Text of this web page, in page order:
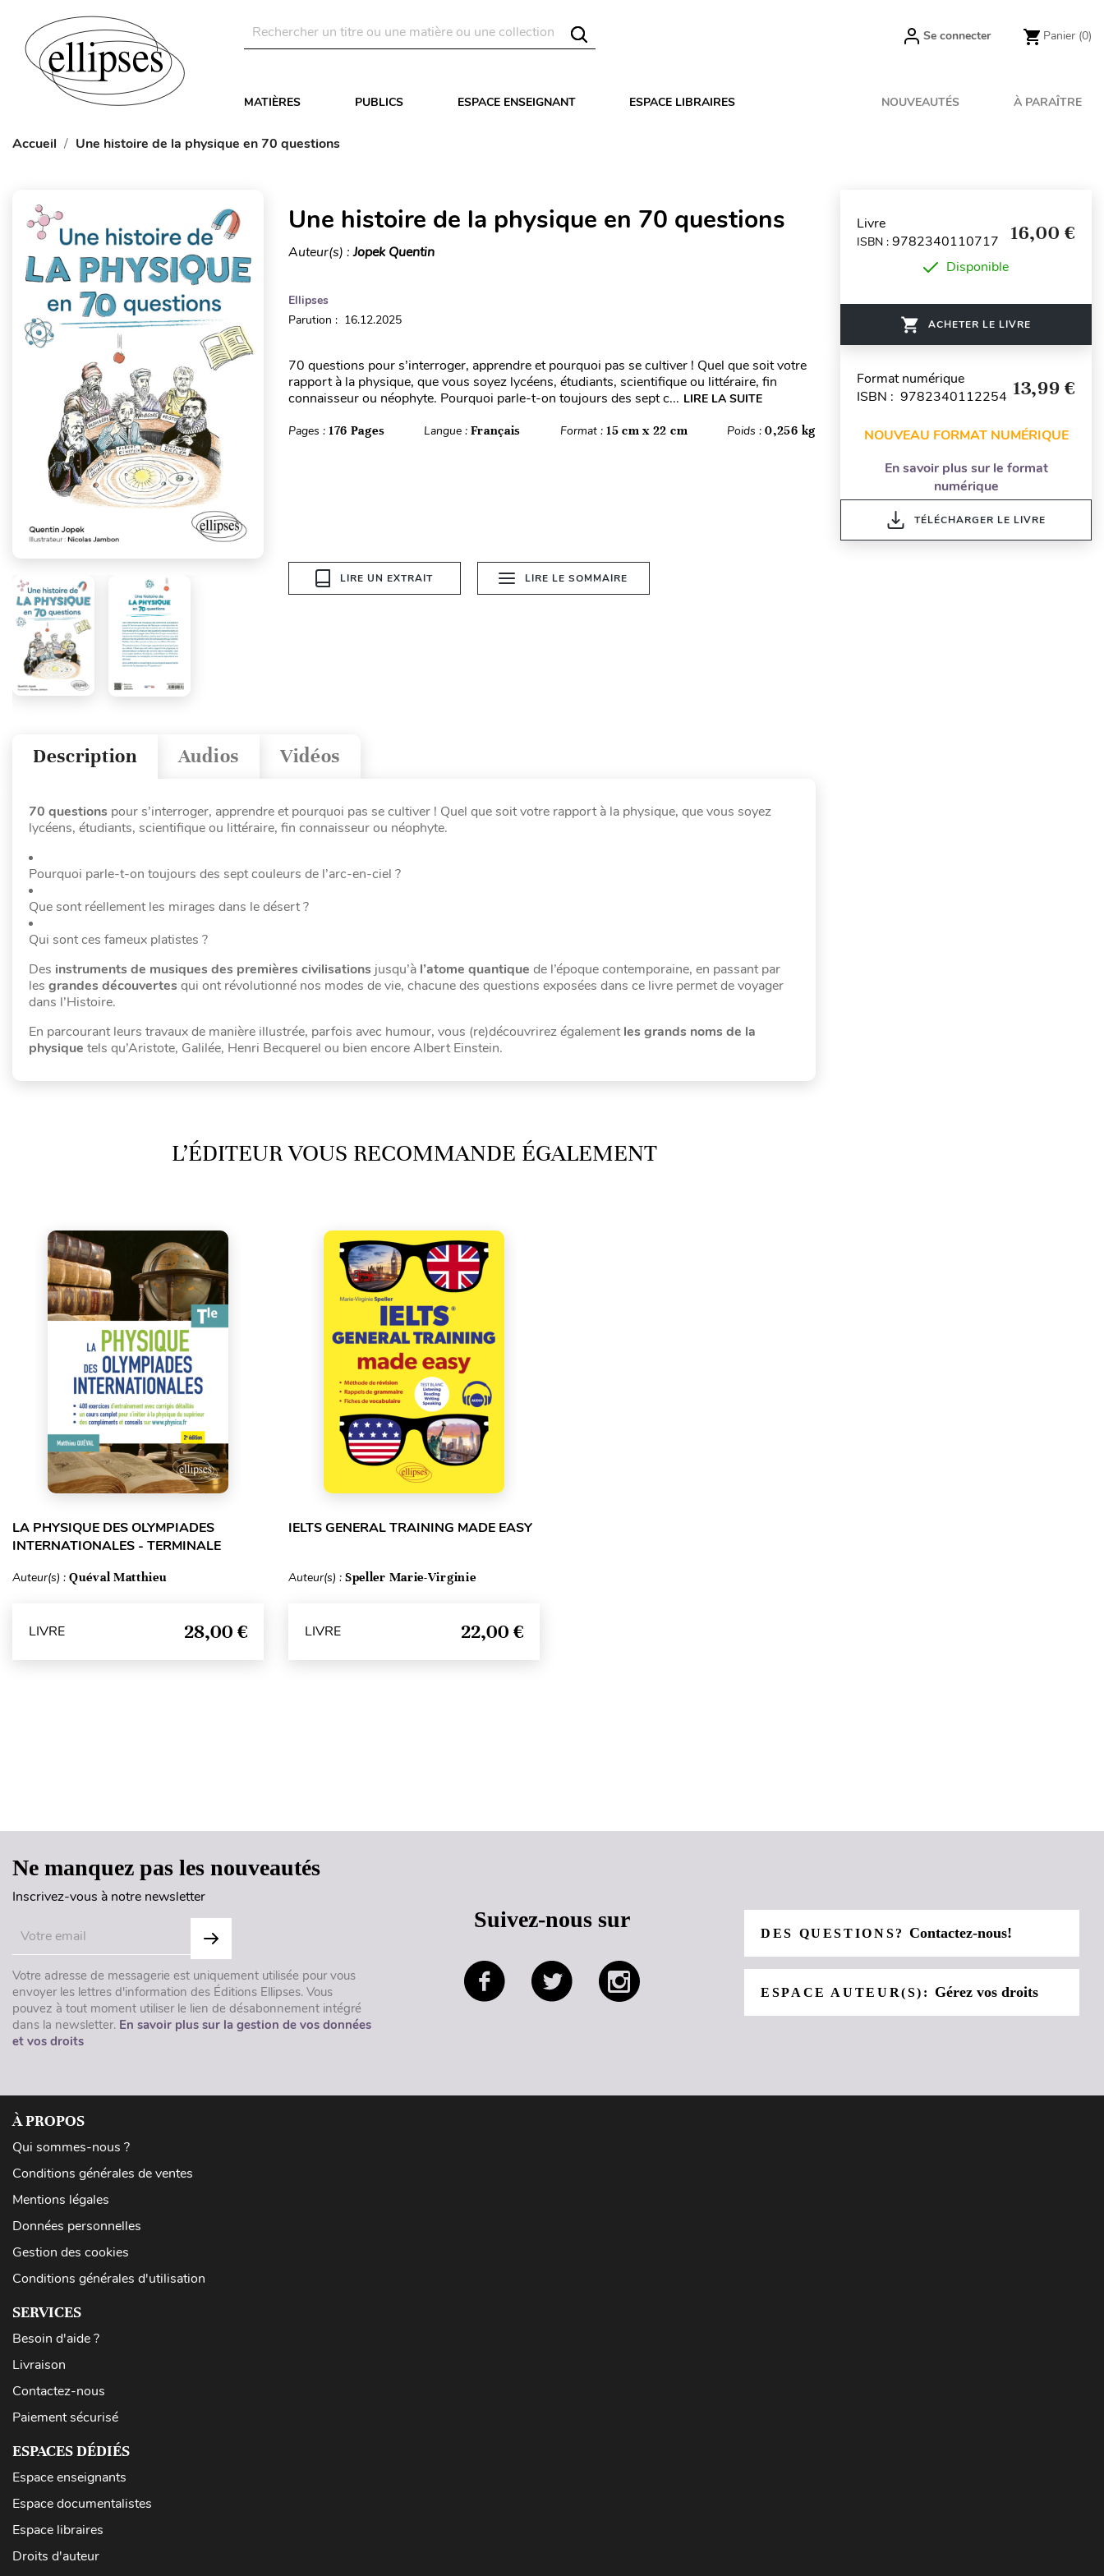
Se connecter Panier (0)
MATIÈRES PUBLICS ESPACE ENSEIGNANT ESPACE LIBRAIRES NOUVEAUTÉS À PARAÎTRE
Accueil Une histoire de la physique en 70 questions
Une histoire de la physique en 70 questions
Auteur(s) :Jopek Quentin
Ellipses
Parution : 16.12.2025
70 questions pour s’interroger, apprendre et pourquoi pas se cultiver ! Quel que soit votre
rapport à la physique, que vous soyez lycéens, étudiants, scientifique ou littéraire, fin
connaisseur ou néophyte. Pourquoi parle-t-on toujours des sept c... LIRE LA SUITE
Pages : 176 Pages Langue :Français Format :15 cm x 22 cm Poids :0,256 kg
LIRE UN EXTRAIT LIRE LE SOMMAIRE
Vidéos
Audios
Description
70 questions pour s’interroger, apprendre et pourquoi pas se cultiver ! Quel que soit votre rapport à la physique, que vous soyez
lycéens, étudiants, scientifique ou littéraire, fin connaisseur ou néophyte.
Pourquoi parle-t-on toujours des sept couleurs de l’arc-en-ciel ?
Que sont réellement les mirages dans le désert ?
Qui sont ces fameux platistes ?
Des instruments de musiques des premières civilisations jusqu’à l’atome quantique de l’époque contemporaine, en passant par
les grandes découvertes qui ont révolutionné nos modes de vie, chacune des questions exposées dans ce livre permet de voyager
dans l’Histoire.
En parcourant leurs travaux de manière illustrée, parfois avec humour, vous (re)découvrirez égalementles grands noms de la
physique tels qu’Aristote, Galilée, Henri Becquerel ou bien encore Albert Einstein.
L’ÉDITEUR VOUS RECOMMANDE ÉGALEMENT
LA PHYSIQUE DES OLYMPIADES
INTERNATIONALES - TERMINALE
Auteur(s) : Quéval Matthieu
LIVRE 28,00 €
IELTS GENERAL TRAINING MADE EASY
Auteur(s) : Speller Marie-Virginie
LIVRE 22,00 €
Livre
ISBN : 9782340110717 16,00 €
Disponible
ACHETER LE LIVRE
Format numérique
ISBN : 9782340112254 13,99 €
NOUVEAU FORMAT NUMÉRIQUE
En savoir plus sur le format
numérique
TÉLÉCHARGER LE LIVRE
Ne manquez pas les nouveautés
Inscrivez-vous à notre newsletter
Votre adresse de messagerie est uniquement utilisée pour vous
envoyer les lettres d'information des Éditions Ellipses. Vous
pouvez à tout moment utiliser le lien de désabonnement intégré
dans la newsletter. En savoir plus sur la gestion de vos données
et vos droits
Suivez-nous sur
DES QUESTIONS?Contactez-nous!
ESPACE AUTEUR(S): Gérez vos droits
À PROPOS
Qui sommes-nous ?
Conditions générales de ventes
Mentions légales
Données personnelles
Gestion des cookies
Conditions générales d'utilisation
SERVICES
Besoin d'aide ?
Livraison
Contactez-nous
Paiement sécurisé
ESPACES DÉDIÉS
Espace enseignants
Espace documentalistes
Espace libraires
Droits d'auteur